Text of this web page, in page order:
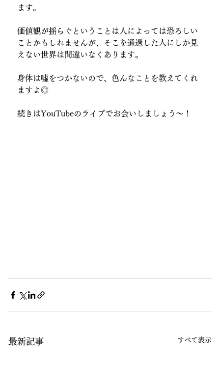
ます。
価値観が揺らぐということは人によっては恐ろしい
ことかもしれませんが、そこを通過した人にしか見
えない世界は間違いなくあります。
身体は嘘をつかないので、色んなことを教えてくれ
ますよ◎
続きはYouTubeのライブでお会いしましょう～！
最新記事 すべて表示